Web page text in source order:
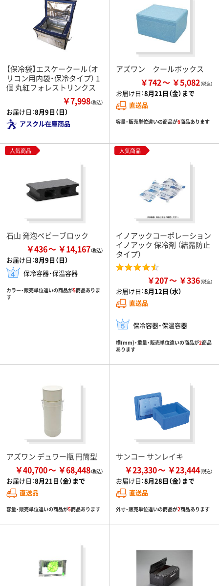
【保冷袋】エスケークール（オ
リコン用内袋・保冷タイプ） 1
個 丸紅フォレストリンクス
￥7,998（税込）
お届け日：8月9日（日）
アスクル在庫商品
アズワン クールボックス
￥742 ￥5,082
お届け日：8月21日（金）まで
直送品
容量・販売単位違いの商品が6商品あります
人気商品
石山 発泡ベビーブロック
￥436 ￥14,167
お届け日：8月9日（日）
保冷容器・保温容器
カラー・販売単位違いの商品が5商品ありま
す
人気商品
イノアックコーポレーション
イノアック 保冷剤 （結露防止
タイプ）
￥207 ￥336
お届け日：8月12日（水）
直送品
保冷容器・保温容器
横(mm)・重量・販売単位違いの商品が2商品
あります
アズワン デュワー瓶 円筒型
￥40,700 ￥68,448
お届け日：8月21日（金）まで
直送品
容量・販売単位違いの商品が5商品あります
サンコー サンレイキ
￥23,330 ￥23,444
お届け日：8月28日（金）まで
直送品
外寸・販売単位違いの商品が2商品あります